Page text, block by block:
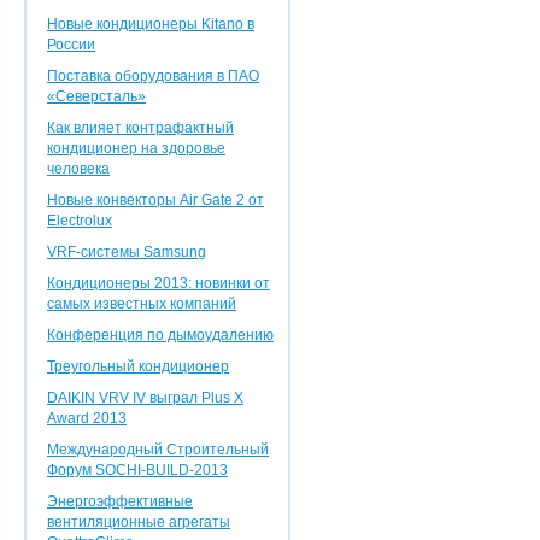
Новые кондиционеры Kitano в
России
Поставка оборудования в ПАО
«Северсталь»
Как влияет контрафактный
кондиционер на здоровье
человека
Новые конвекторы Air Gate 2 от
Electrolux
VRF-системы Samsung
Кондиционеры 2013: новинки от
самых известных компаний
Конференция по дымоудалению
Треугольный кондиционер
DAIKIN VRV IV выграл Plus X
Award 2013
Международный Строительный
Форум SOCHI-BUILD-2013
Энергоэффективные
вентиляционные агрегаты